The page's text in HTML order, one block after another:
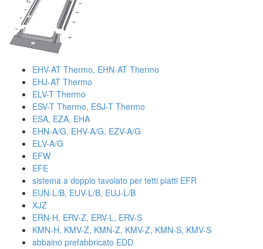
EHV-AT Thermo, EHN-AT Thermo
EHJ-AT Thermo
ELV-T Thermo
ESV-T Thermo, ESJ-T Thermo
ESA, EZA, EHA
EHN-A/G, EHV-A/G, EZV-A/G
ELV-A/G
EFW
EFE
sistema a doppio tavolato per tetti piatti EFR
EUN-L/B, EUV-L/B, EUJ-L/B
XJZ
ERN-H, ERV-Z, ERV-L, ERV-S
KMN-H, KMV-Z, KMN-Z, KMV-Z, KMN-S, KMV-S
abbaino prefabbricato EDD